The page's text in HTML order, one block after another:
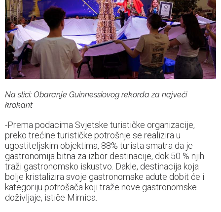
Na slici: Obaranje Guinnessiovog rekorda za najveći
krokant
-Prema podacima Svjetske turističke organizacije,
preko trećine turističke potrošnje se realizira u
ugostiteljskim objektima, 88% turista smatra da je
gastronomija bitna za izbor destinacije, dok 50 % njih
traži gastronomsko iskustvo. Dakle, destinacija koja
bolje kristalizira svoje gastronomske adute dobit će i
kategoriju potrošača koji traže nove gastronomske
doživljaje, ističe Mimica.